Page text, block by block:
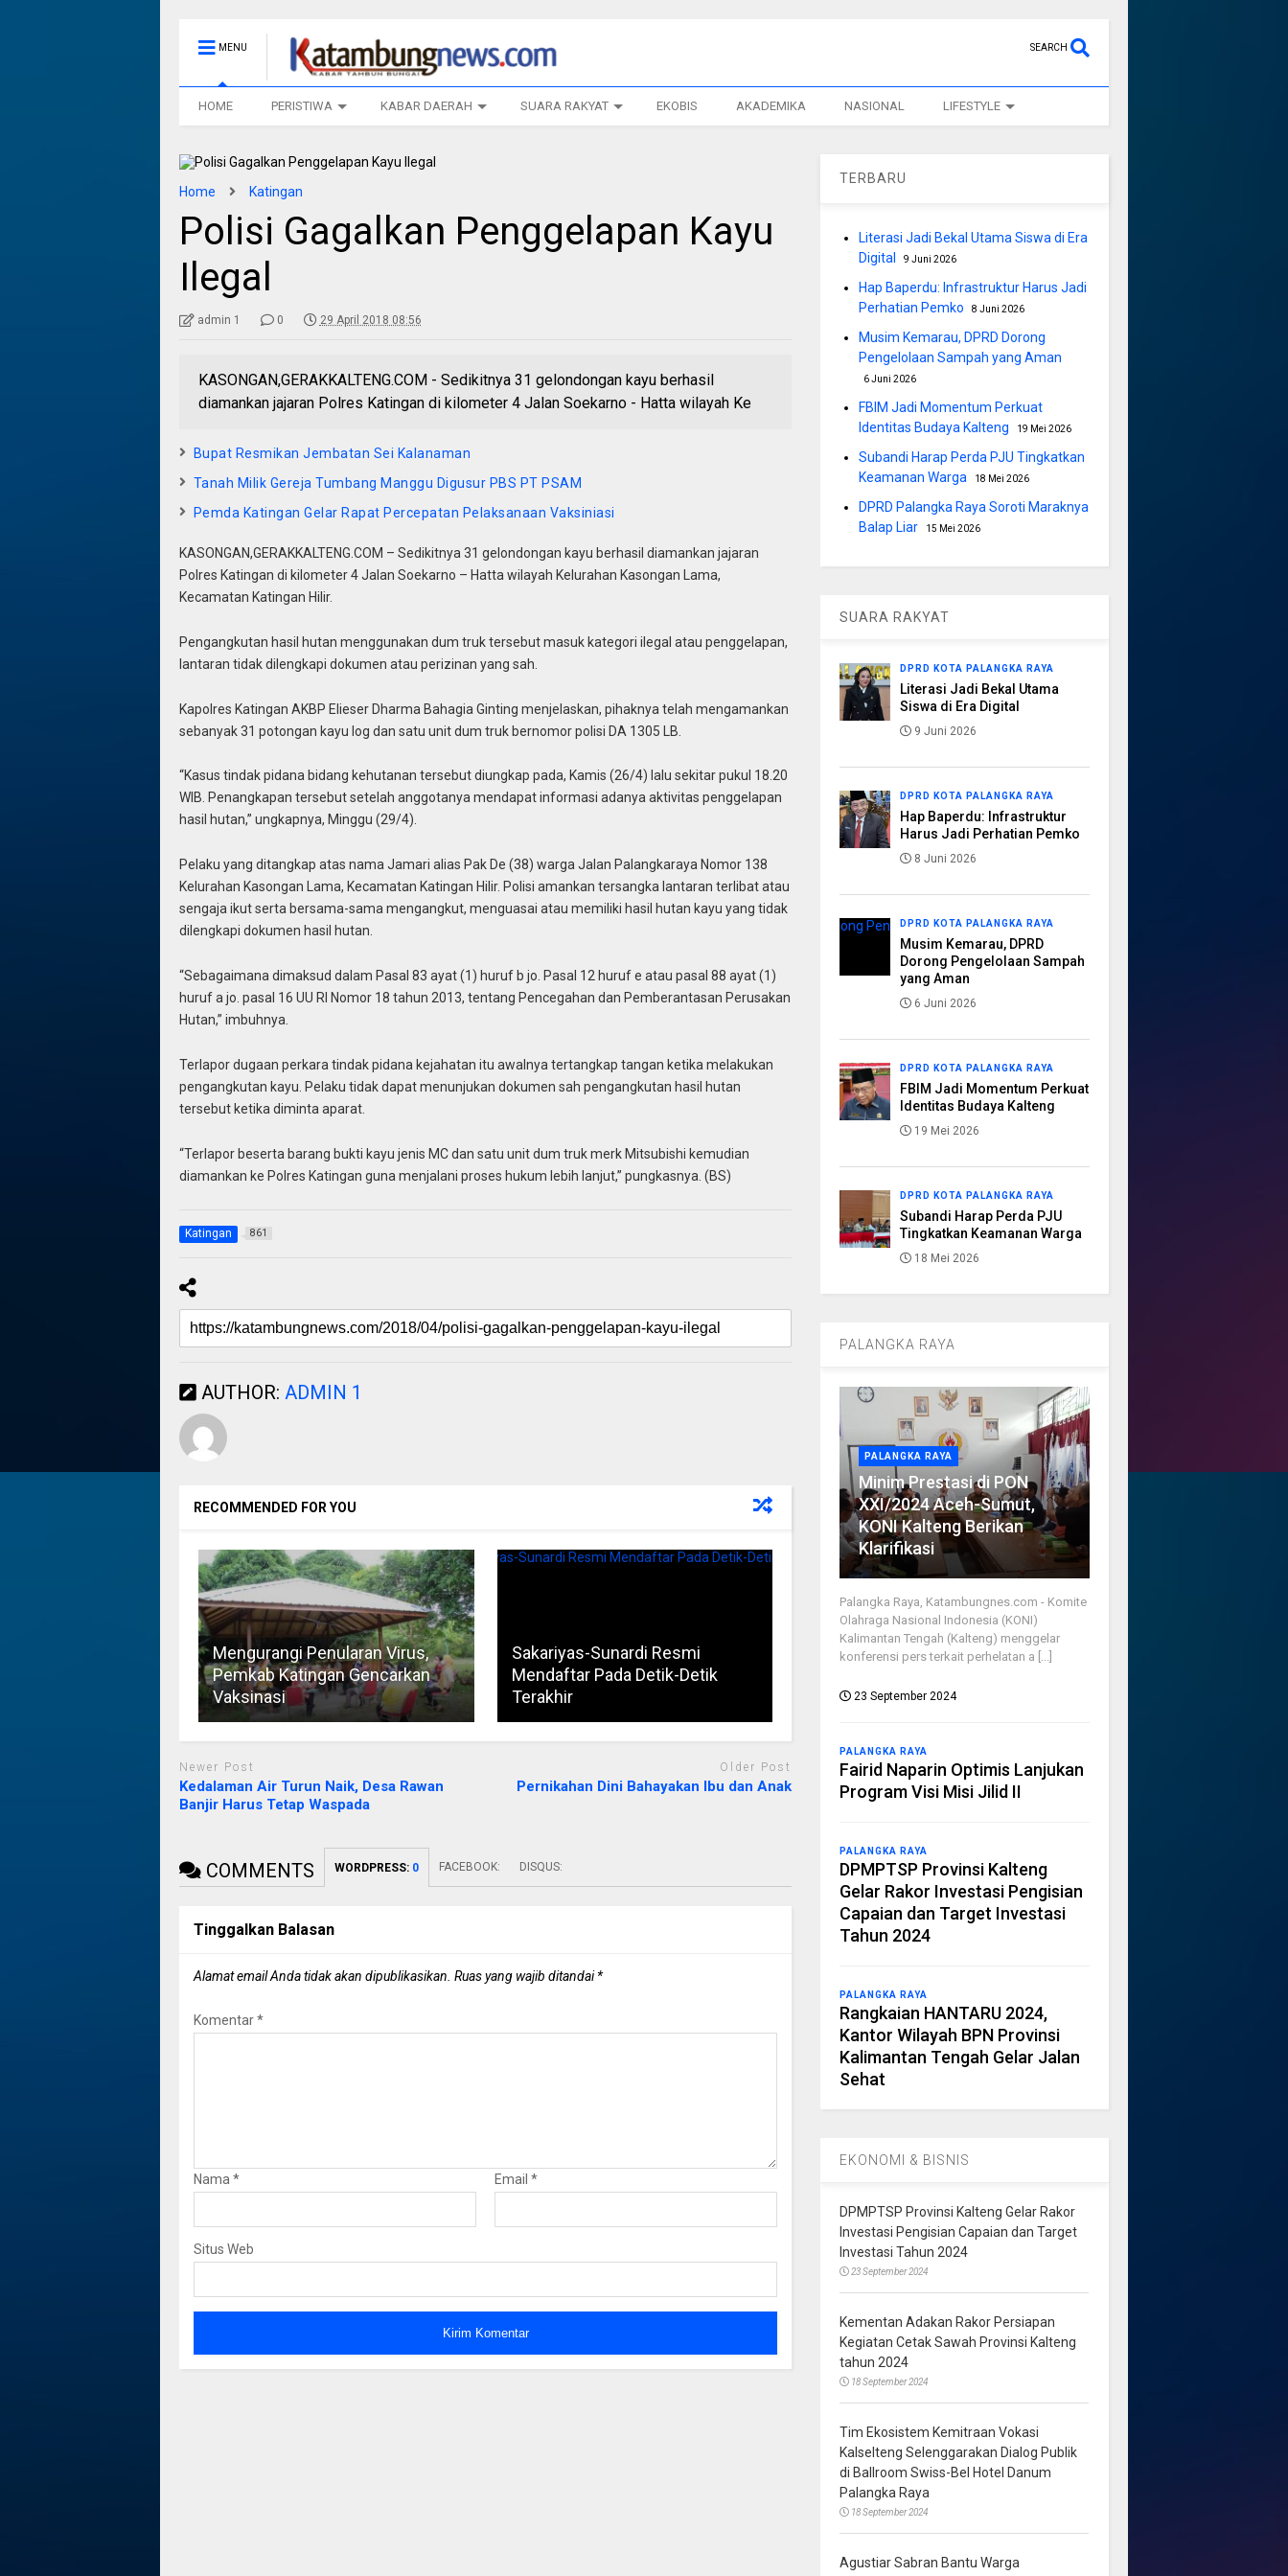
MENU SEARCH
HOME PERISTIWA KABAR DAERAH SUARA RAKYAT EKOBIS AKADEMIKA NASIONAL LIFESTYLE
Home Katingan
Polisi Gagalkan Penggelapan Kayu
Ilegal
admin 1 0 29 April 2018 08:56
KASONGAN,GERAKKALTENG.COM - Sedikitnya 31 gelondongan kayu berhasil
diamankan jajaran Polres Katingan di kilometer 4 Jalan Soekarno - Hatta wilayah Ke
Bupat Resmikan Jembatan Sei Kalanaman
Tanah Milik Gereja Tumbang Manggu Digusur PBS PT PSAM
Pemda Katingan Gelar Rapat Percepatan Pelaksanaan Vaksiniasi
KASONGAN,GERAKKALTENG.COM – Sedikitnya 31 gelondongan kayu berhasil diamankan jajaran
Polres Katingan di kilometer 4 Jalan Soekarno – Hatta wilayah Kelurahan Kasongan Lama,
Kecamatan Katingan Hilir.
Pengangkutan hasil hutan menggunakan dum truk tersebut masuk kategori ilegal atau penggelapan,
lantaran tidak dilengkapi dokumen atau perizinan yang sah.
Kapolres Katingan AKBP Elieser Dharma Bahagia Ginting menjelaskan, pihaknya telah mengamankan
sebanyak 31 potongan kayu log dan satu unit dum truk bernomor polisi DA 1305 LB.
“Kasus tindak pidana bidang kehutanan tersebut diungkap pada, Kamis (26/4) lalu sekitar pukul 18.20
WIB. Penangkapan tersebut setelah anggotanya mendapat informasi adanya aktivitas penggelapan
hasil hutan,” ungkapnya, Minggu (29/4).
Pelaku yang ditangkap atas nama Jamari alias Pak De (38) warga Jalan Palangkaraya Nomor 138
Kelurahan Kasongan Lama, Kecamatan Katingan Hilir. Polisi amankan tersangka lantaran terlibat atau
sengaja ikut serta bersama-sama mengangkut, menguasai atau memiliki hasil hutan kayu yang tidak
dilengkapi dokumen hasil hutan.
“Sebagaimana dimaksud dalam Pasal 83 ayat (1) huruf b jo. Pasal 12 huruf e atau pasal 88 ayat (1)
huruf a jo. pasal 16 UU RI Nomor 18 tahun 2013, tentang Pencegahan dan Pemberantasan Perusakan
Hutan,” imbuhnya.
Terlapor dugaan perkara tindak pidana kejahatan itu awalnya tertangkap tangan ketika melakukan
pengangkutan kayu. Pelaku tidak dapat menunjukan dokumen sah pengangkutan hasil hutan
tersebut ketika diminta aparat.
“Terlapor beserta barang bukti kayu jenis MC dan satu unit dum truk merk Mitsubishi kemudian
diamankan ke Polres Katingan guna menjalani proses hukum lebih lanjut,” pungkasnya. (BS)
Katingan 861
AUTHOR: ADMIN 1
RECOMMENDED FOR YOU
Mengurangi Penularan Virus,
Pemkab Katingan Gencarkan
Vaksinasi
Sakariyas-Sunardi Resmi
Mendaftar Pada Detik-Detik
Terakhir
Newer Post
Kedalaman Air Turun Naik, Desa Rawan
Banjir Harus Tetap Waspada
Older Post
Pernikahan Dini Bahayakan Ibu dan Anak
COMMENTS WORDPRESS: 0 FACEBOOK: DISQUS:
Tinggalkan Balasan
Alamat email Anda tidak akan dipublikasikan. Ruas yang wajib ditandai*
Komentar*
Nama * Email *
Situs Web
TERBARU
Literasi Jadi Bekal Utama Siswa di Era
Digital
9 Juni 2026
Hap Baperdu: Infrastruktur Harus Jadi
Perhatian Pemko
8 Juni 2026
Musim Kemarau, DPRD Dorong
Pengelolaan Sampah yang Aman
6 Juni 2026
FBIM Jadi Momentum Perkuat
Identitas Budaya Kalteng
19 Mei 2026
Subandi Harap Perda PJU Tingkatkan
Keamanan Warga
18 Mei 2026
DPRD Palangka Raya Soroti Maraknya
Balap Liar
15 Mei 2026
SUARA RAKYAT
DPRD KOTA PALANGKA RAYA
Literasi Jadi Bekal Utama
Siswa di Era Digital
9 Juni 2026
DPRD KOTA PALANGKA RAYA
Hap Baperdu: Infrastruktur
Harus Jadi Perhatian Pemko
8 Juni 2026
DPRD KOTA PALANGKA RAYA
Musim Kemarau, DPRD
Dorong Pengelolaan Sampah
yang Aman
6 Juni 2026
DPRD KOTA PALANGKA RAYA
FBIM Jadi Momentum Perkuat
Identitas Budaya Kalteng
19 Mei 2026
DPRD KOTA PALANGKA RAYA
Subandi Harap Perda PJU
Tingkatkan Keamanan Warga
18 Mei 2026
PALANGKA RAYA
PALANGKA RAYA
Minim Prestasi di PON
XXI/2024 Aceh-Sumut,
KONI Kalteng Berikan
Klarifikasi
Palangka Raya, Katambungnes.com - Komite
Olahraga Nasional Indonesia (KONI)
Kalimantan Tengah (Kalteng) menggelar
konferensi pers terkait perhelatan a [...]
23 September 2024
PALANGKA RAYA
Fairid Naparin Optimis Lanjukan
Program Visi Misi Jilid II
PALANGKA RAYA
DPMPTSP Provinsi Kalteng
Gelar Rakor Investasi Pengisian
Capaian dan Target Investasi
Tahun 2024
PALANGKA RAYA
Rangkaian HANTARU 2024,
Kantor Wilayah BPN Provinsi
Kalimantan Tengah Gelar Jalan
Sehat
EKONOMI & BISNIS
DPMPTSP Provinsi Kalteng Gelar Rakor
Investasi Pengisian Capaian dan Target
Investasi Tahun 2024
23 September 2024
Kementan Adakan Rakor Persiapan
Kegiatan Cetak Sawah Provinsi Kalteng
tahun 2024
18 September 2024
Tim Ekosistem Kemitraan Vokasi
Kalselteng Selenggarakan Dialog Publik
di Ballroom Swiss-Bel Hotel Danum
Palangka Raya
18 September 2024
Agustiar Sabran Bantu Warga